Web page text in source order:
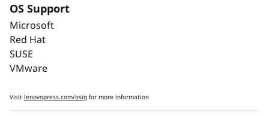
diagnósticos Lightpath para identificar y
indicadores de estado, como la temperatura y
OS Support
Microsoft
Red Hat
SUSE
VMware
Visit lenovopress.com/osig for more information